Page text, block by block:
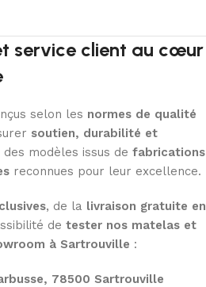
service client au cœur
selon les normes de qualité
soutien, durabilité et
modèles issus de fabrications
reconnues pour leur excellence.
, de la livraison gratuite en
de tester nos matelas et
à Sartrouville :
78500 Sartrouville